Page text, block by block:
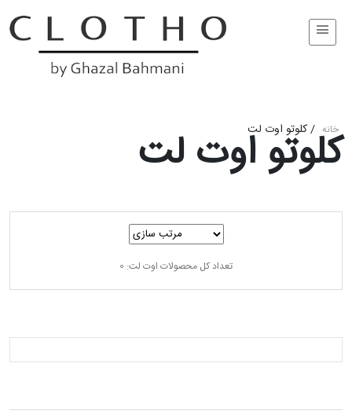
خانه /کلوتو اوت لت
کلوتو اوت لت
تعداد کل محصولات اوت لت: 0